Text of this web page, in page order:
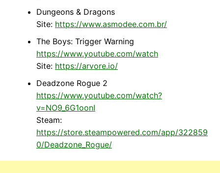
Dungeons & Dragons
Site: https://www.asmodee.com.br/
The Boys: Trigger Warning
https://www.youtube.com/watch
Site: https://arvore.io/
Deadzone Rogue 2
https://www.youtube.com/watch?
v=NO9_6G1oonI
Steam:
https://store.steampowered.com/app/322859
0/Deadzone_Rogue/